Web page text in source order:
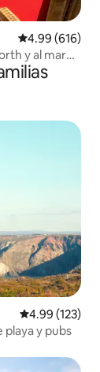
Calificación
4.99 (616)
mar
Calificación
4.99 (123)
playa y pubs